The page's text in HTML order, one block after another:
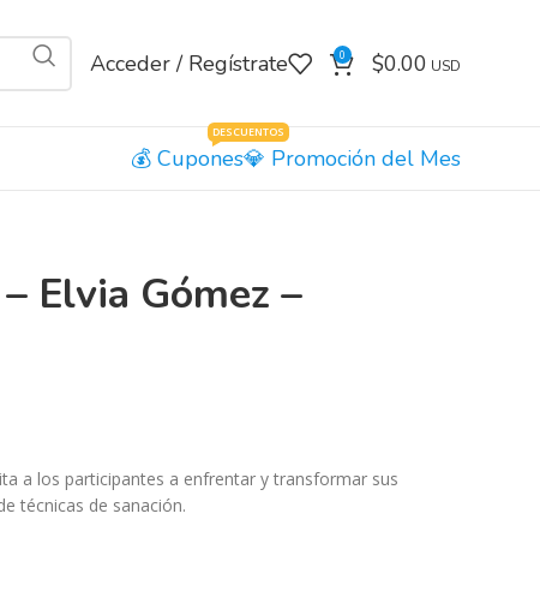
Acceder / Regístrate 0 $0.00
Cupones
DESCUENTOS
Promoción del Mes
Elvia Gómez –
a los participantes a enfrentar y transformar sus
técnicas de sanación.